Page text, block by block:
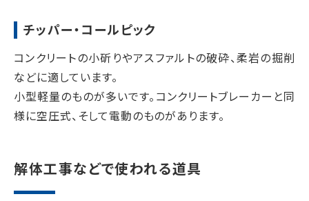
チッパー・コールピック
コンクリートの小斫りやアスファルトの破砕、柔岩の掘削
などに適しています。
小型軽量のものが多いです。コンクリートブレーカーと同
様に空圧式、そして電動のものがあります。
解体工事などで使われる道具